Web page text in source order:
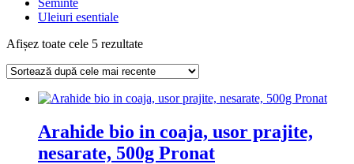
Uleiuri esentiale
Afișez toate cele 5 rezultateSortat
cele
recente
Arahide bio in coaja, usor prajite,
nesarate, 500g Pronat